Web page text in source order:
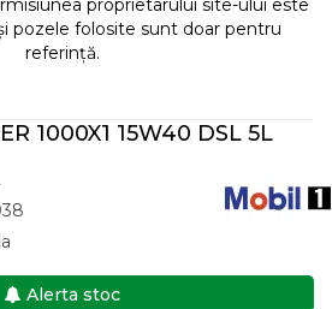
proprietarului site-ului este
pozele folosite sunt doar pentru
referință.
1000X1 15W40 DSL 5L
Alerta stoc